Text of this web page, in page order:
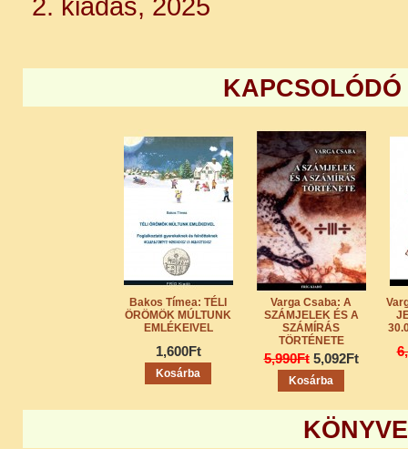
2. kiadás, 2025
Bakos Tímea: TÉLI
ÖRÖMÖK MÚLTUNK
EMLÉKEIVEL
1,600Ft
Kosárba
Varga Csaba: A
SZÁMJELEK ÉS A
SZÁMÍRÁS
TÖRTÉNETE
5,990Ft 5,092Ft
Kosárba